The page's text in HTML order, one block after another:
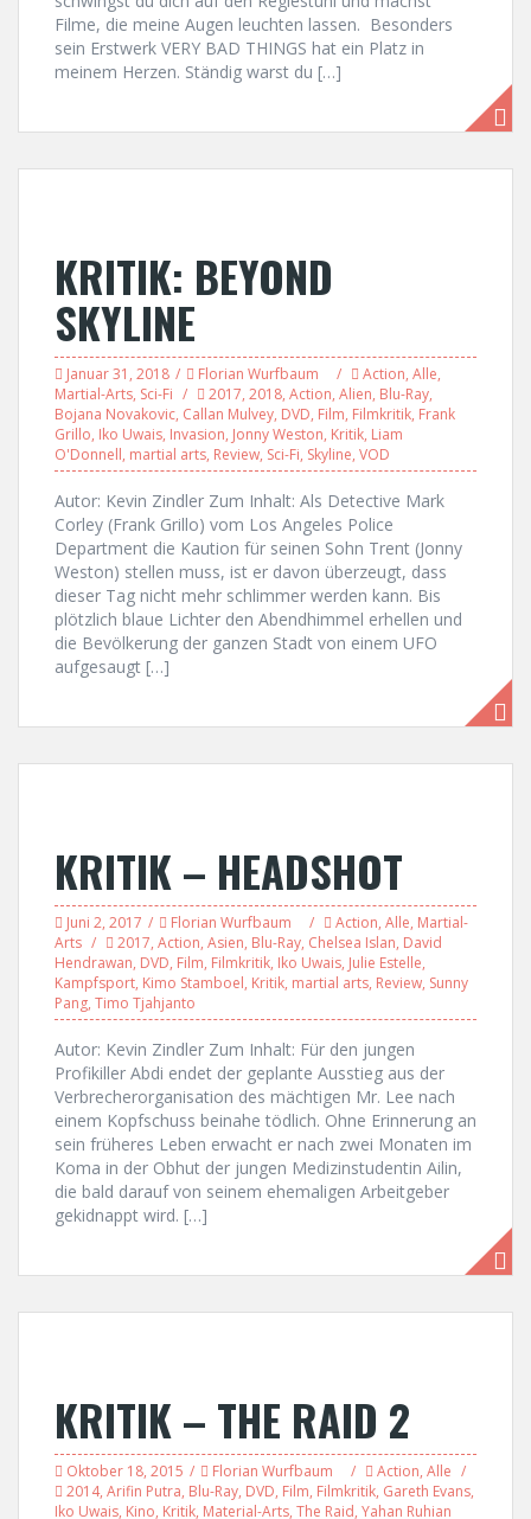
Filme, die meine Augen leuchten lassen. Besonders
sein Erstwerk VERY BAD THINGS hat ein Platz in
meinem Herzen. Ständig warst du […]
KRITIK: BEYOND
SKYLINE
Januar 31, 2018 Florian Wurfbaum Action, Alle,
Martial-Arts, Sci-Fi 2017, 2018, Action, Alien, Blu-Ray,
Bojana Novakovic, Callan Mulvey, DVD, Film, Filmkritik, Frank
Grillo, Iko Uwais, Invasion, Jonny Weston, Kritik, Liam
O'Donnell, martial arts, Review, Sci-Fi, Skyline, VOD
Autor: Kevin Zindler Zum Inhalt: Als Detective Mark
Corley (Frank Grillo) vom Los Angeles Police
Department die Kaution für seinen Sohn Trent (Jonny
Weston) stellen muss, ist er davon überzeugt, dass
dieser Tag nicht mehr schlimmer werden kann. Bis
plötzlich blaue Lichter den Abendhimmel erhellen und
die Bevölkerung der ganzen Stadt von einem UFO
aufgesaugt […]
KRITIK – HEADSHOT
Juni 2, 2017 Florian Wurfbaum Action, Alle, Martial-
Arts
2017, Action, Asien, Blu-Ray, Chelsea Islan, David
Hendrawan, DVD, Film, Filmkritik, Iko Uwais, Julie Estelle,
Kampfsport, Kimo Stamboel, Kritik, martial arts, Review, Sunny
Pang, Timo Tjahjanto
Autor: Kevin Zindler Zum Inhalt: Für den jungen
Profikiller Abdi endet der geplante Ausstieg aus der
Verbrecherorganisation des mächtigen Mr. Lee nach
einem Kopfschuss beinahe tödlich. Ohne Erinnerung an
sein früheres Leben erwacht er nach zwei Monaten im
Koma in der Obhut der jungen Medizinstudentin Ailin,
die bald darauf von seinem ehemaligen Arbeitgeber
gekidnappt wird. […]
KRITIK – THE RAID 2
Oktober 18, 2015 Florian Wurfbaum Action, Alle
2014, Arifin Putra, Blu-Ray, DVD, Film, Filmkritik, Gareth Evans,
Iko Uwais, Kino, Kritik, Material-Arts, The Raid, Yahan Ruhian